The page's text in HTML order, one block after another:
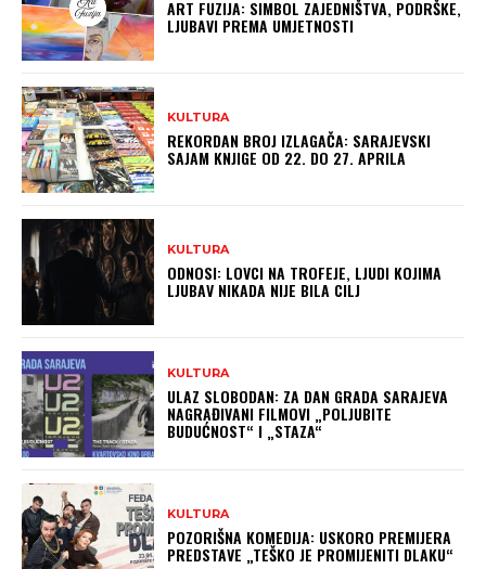
ART FUZIJA: SIMBOL ZAJEDNIŠTVA, PODRŠKE,
LJUBAVI PREMA UMJETNOSTI
KULTURA
REKORDAN BROJ IZLAGAČA: SARAJEVSKI
SAJAM KNJIGE OD 22. DO 27. APRILA
KULTURA
ODNOSI: LOVCI NA TROFEJE, LJUDI KOJIMA
LJUBAV NIKADA NIJE BILA CILJ
KULTURA
ULAZ SLOBODAN: ZA DAN GRADA SARAJEVA
NAGRAĐIVANI FILMOVI „POLJUBITE
BUDUĆNOST“ I „STAZA“
KULTURA
POZORIŠNA KOMEDIJA: USKORO PREMIJERA
PREDSTAVE „TEŠKO JE PROMIJENITI DLAKU“